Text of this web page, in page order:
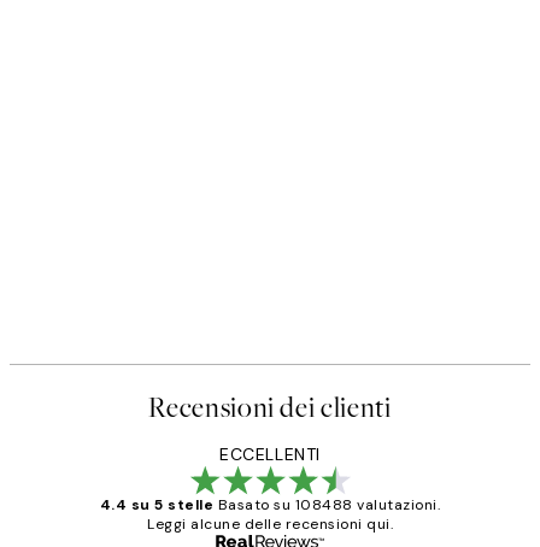
Recensioni dei clienti
ECCELLENTI
4.4 su 5 stelle Basato su 108488 valutazioni.
Leggi alcune delle recensioni qui.